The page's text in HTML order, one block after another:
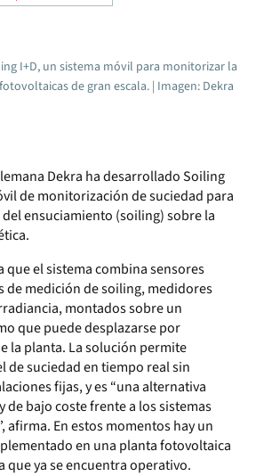
I+D, un sistema móvil para monitorizar la
de gran escala. | Imagen: Dekra
Dekra ha desarrollado Soiling
de monitorización de suciedad para
ensuciamiento (soiling) sobre la
que el sistema combina sensores
de medición de soiling, medidores
montados sobre un
que puede desplazarse por
la planta. La solución permite
de suciedad en tiempo real sin
fijas, y es “una alternativa
de bajo coste frente a los sistemas
afirma. En estos momentos hay un
en una planta fotovoltaica
que ya se encuentra operativo.